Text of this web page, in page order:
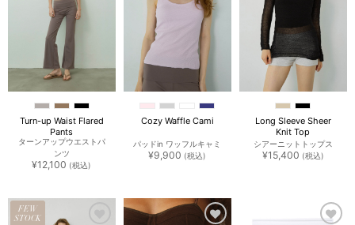
Turn-up Waist Flared
Pants
ターンアップウエストパ
ンツ
¥12,100 (税込)
Cozy Waffle Cami
パッドin ワッフルキャミ
¥9,900 (税込)
Long Sleeve Sheer
Knit Top
シアーニットトップス
¥15,400 (税込)
FEW
STOCK